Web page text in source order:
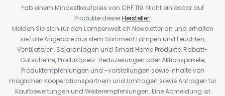
*ab einem Mindestkaufpreis von CHF 119. Nicht einlösbar auf
Produkte dieserHersteller.
Melden Sie sich für den Lampenwelt.ch Newsletter an und erhalten
sie tolle Angebote aus dem Sortiment Lampen und Leuchten,
Ventilatoren, Solaranlagen und Smart Home Produkte, Rabatt-
Gutscheine, Produktpreis-Reduzierungen oder Aktionspakete,
Produktempfehlungen und -vorstellungen sowie Inhalte von
möglichen Kooperationspartnern und Umfragen sowie Anfragen für
Kaufbewertungen und Weiterempfehlungen. Eine Abmeldung ist